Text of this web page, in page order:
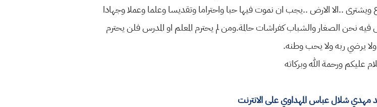
..الا الارض ..يجب ان نموت فيها حبا واحتراما وتقديسا وعلما وعملا وجهادا
نحن الصغار والشباب كفراشات حالمة.ومن لم يحترم المعلم او المدرس فلن يحترم
يرضي ربه ولا يحب وطنه.
عليكم ورحمة الله وبركاته
شلال عباس المهداوي على الانترنت